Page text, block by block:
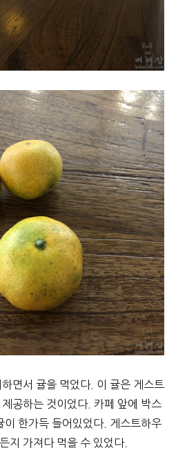
면서 귤을 먹었다. 이 귤은 게스트
공하는 것이었다. 카페 앞에 박스
이 한가득 들어있었다. 게스트하우
지 가져다 먹을 수 있었다.